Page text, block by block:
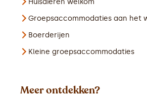
Huisdieren welkom
Groepsaccommodaties aan het
Boerderijen
Kleine groepsaccommodaties
Meer ontdekken?